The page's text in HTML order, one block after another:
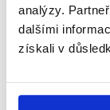
analýzy.
dalšími
získali v
Facebook